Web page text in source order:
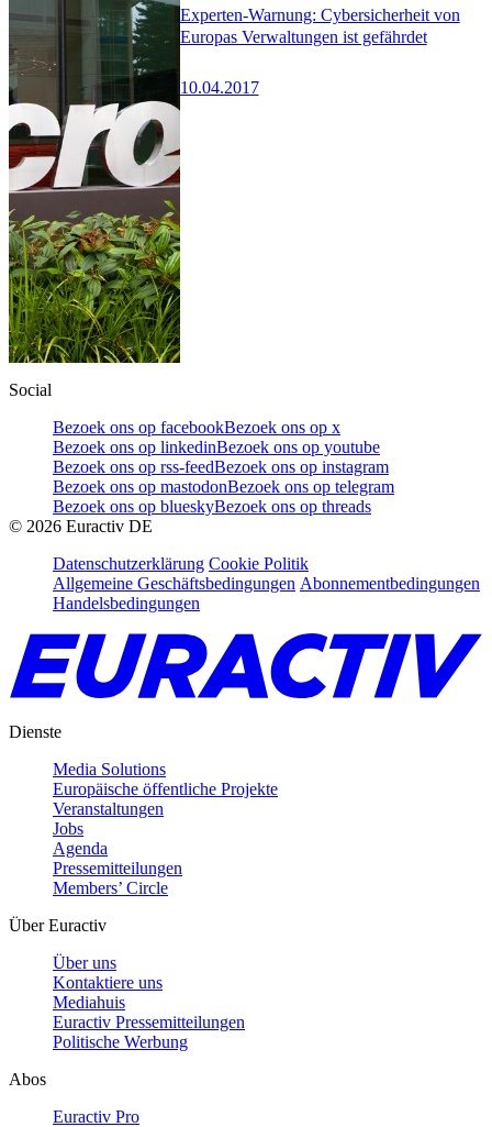
Experten-Warnung: Cybersicherheit von
Europas Verwaltungen ist gefährdet
10.04.2017
Social
Bezoek ons op facebookBezoek ons op x
Bezoek ons op linkedinBezoek ons op youtube
Bezoek ons op rss-feedBezoek ons op instagram
Bezoek ons op mastodonBezoek ons op telegram
Bezoek ons op blueskyBezoek ons op threads
© 2026 Euractiv DE
Datenschutzerklärung Cookie Politik
Allgemeine Geschäftsbedingungen Abonnementbedingungen
Handelsbedingungen
Dienste
Media Solutions
Europäische öffentliche Projekte
Veranstaltungen
Jobs
Agenda
Pressemitteilungen
Members’ Circle
Über Euractiv
Über uns
Kontaktiere uns
Mediahuis
Euractiv Pressemitteilungen
Politische Werbung
Abos
Euractiv Pro